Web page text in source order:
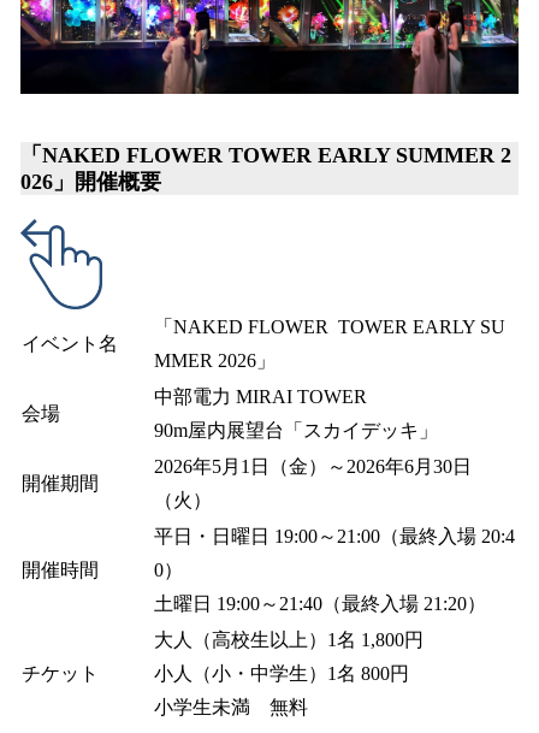
「NAKED FLOWER TOWER EARLY SUMMER 2
026」開催概要
イベント名
「NAKED FLOWER TOWER EARLY SU
MMER 2026」
会場
中部電力 MIRAI TOWER
90m屋内展望台「スカイデッキ」
開催期間
2026年5月1日（金）～2026年6月30日
（火）
開催時間
平日・日曜日 19:00～21:00（最終入場 20:4
0）
土曜日 19:00～21:40（最終入場 21:20）
チケット
大人（高校生以上）1名 1,800円
小人（小・中学生）1名 800円
小学生未満 無料